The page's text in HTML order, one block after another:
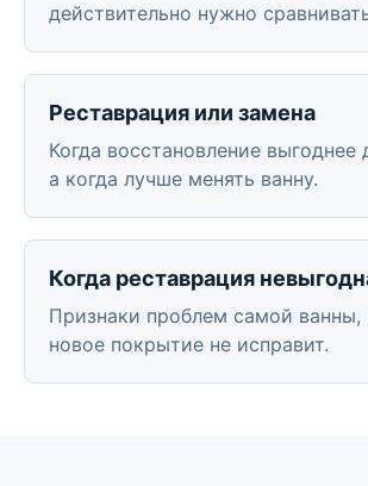
действительно нужно
Реставрация или замена
Когда восстановление выгоднее
а когда лучше менять ванну.
Когда реставрация
Признаки проблем самой ванны,
новое покрытие не исправит.